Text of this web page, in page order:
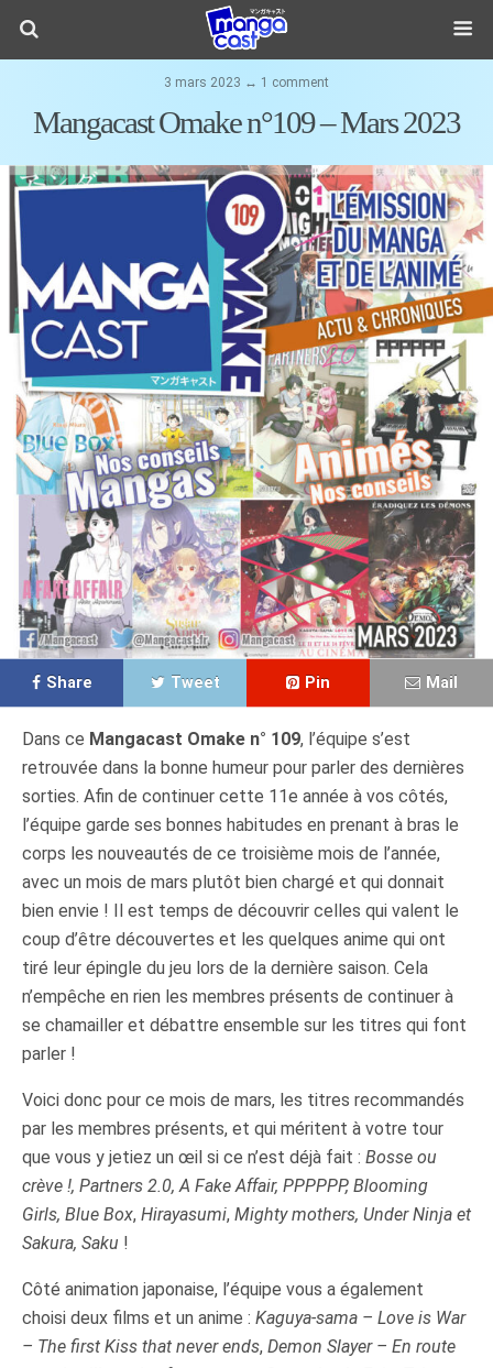
3 mars 2023 ↔ 1 comment
Mangacast Omake n°109 – Mars 2023
Share Tweet Pin Mail
Dans ce Mangacast Omake n° 109, l’équipe s’est
retrouvée dans la bonne humeur pour parler des dernières
sorties. Afin de continuer cette 11e année à vos côtés,
l’équipe garde ses bonnes habitudes en prenant à bras le
corps les nouveautés de ce troisième mois de l’année,
avec un mois de mars plutôt bien chargé et qui donnait
bien envie ! Il est temps de découvrir celles qui valent le
coup d’être découvertes et les quelques anime qui ont
tiré leur épingle du jeu lors de la dernière saison. Cela
n’empêche en rien les membres présents de continuer à
se chamailler et débattre ensemble sur les titres qui font
parler !
Voici donc pour ce mois de mars, les titres recommandés
par les membres présents, et qui méritent à votre tour
que vous y jetiez un œil si ce n’est déjà fait : Bosse ou
crève !, Partners 2.0, A Fake Affair, PPPPPP, Blooming
Girls, Blue Box, Hirayasumi, Mighty mothers, Under Ninja et
Sakura, Saku !
Côté animation japonaise, l’équipe vous a également
choisi deux films et un anime : Kaguya-sama – Love is War
– The first Kiss that never ends, Demon Slayer – En route